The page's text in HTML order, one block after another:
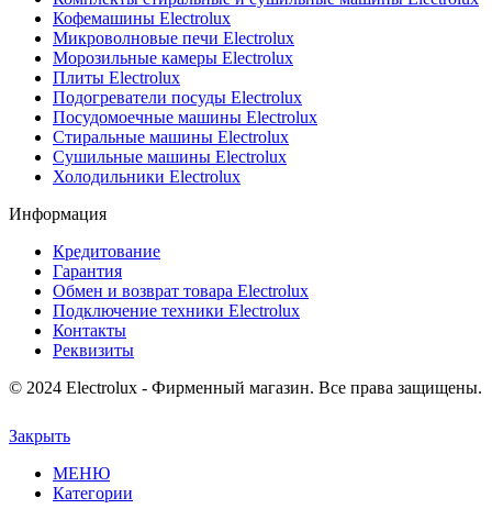
Кофемашины Electrolux
Микроволновые печи Electrolux
Морозильные камеры Electrolux
Плиты Electrolux
Подогреватели посуды Electrolux
Посудомоечные машины Electrolux
Стиральные машины Electrolux
Сушильные машины Electrolux
Холодильники Electrolux
Информация
Кредитование
Гарантия
Обмен и возврат товара Electrolux
Подключение техники Electrolux
Контакты
Реквизиты
© 2024 Electrolux - Фирменный магазин. Все права защищены.
Закрыть
МЕНЮ
Категории